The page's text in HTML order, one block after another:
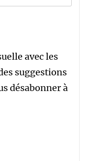
avec les
suggestions
désabonner à